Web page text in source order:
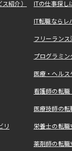
紹介） ITの仕事探
IT転職なら
フリーラン
プログラミ
医療・ヘル
看護師の転
医療技師の
リ 栄養士の転
薬剤師の転